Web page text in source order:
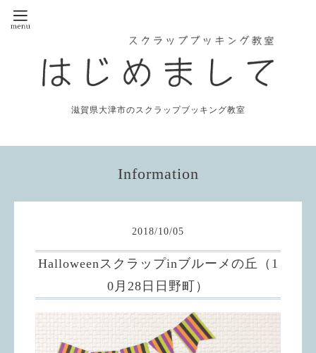
滋賀県大津市のスクラップブッキング教室
Information
2018/10/05
Halloweenスクラップinブルーメの丘（1
0月28日日野町）